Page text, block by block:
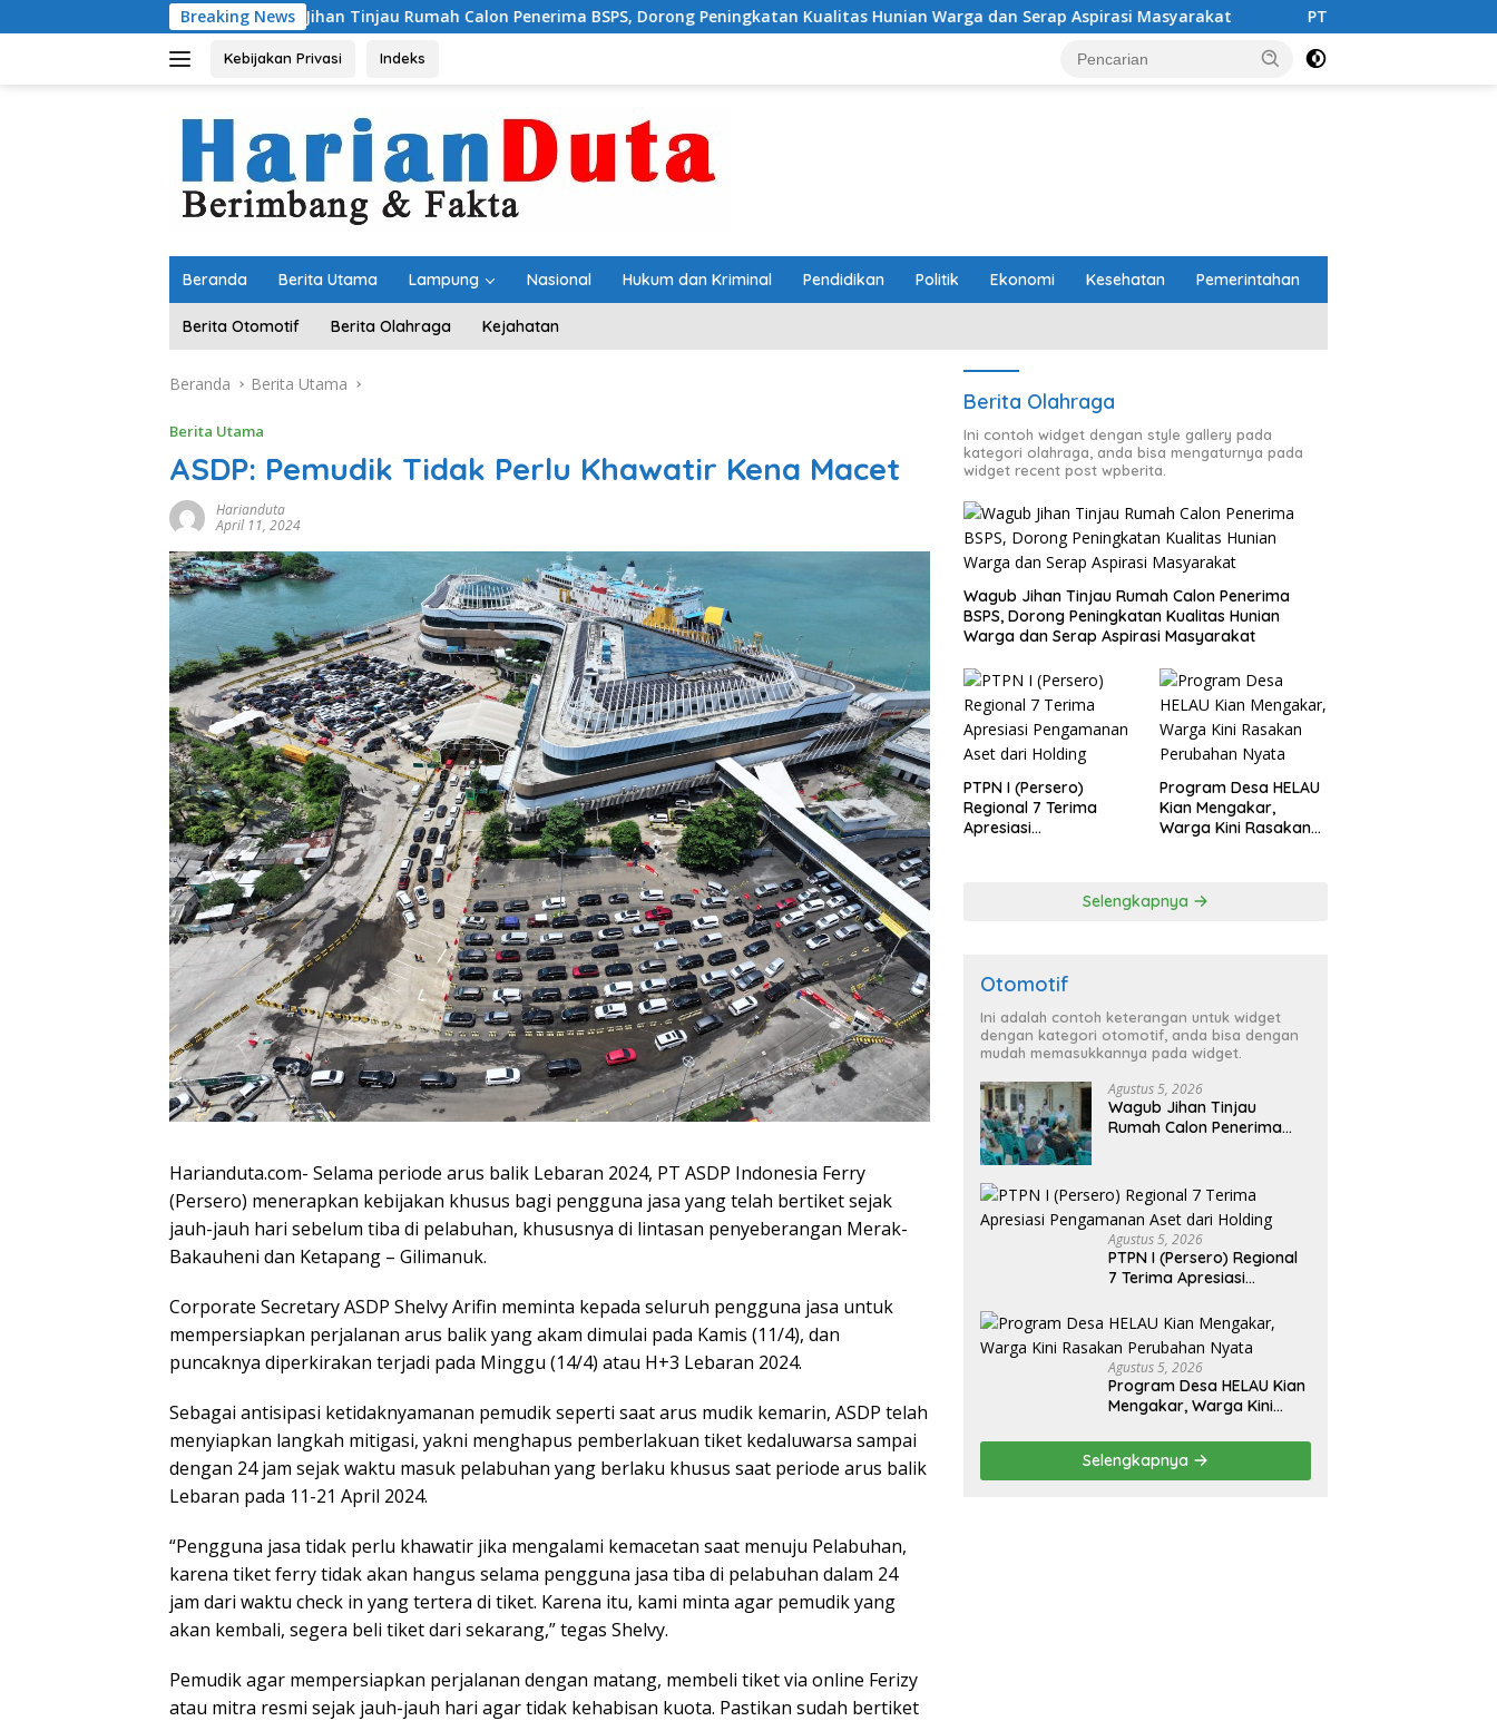
ke
Breaking News
Wagub Jihan Tinjau Rumah Calon Penerima BSPS, Dorong Peningkatan Kualitas Hunian Warga dan Serap Aspirasi Masyarakat PTPN I (Persero) Regional 7 Terima
Kebijakan Privasi Indeks
Beranda Berita Utama Lampung Nasional Hukum dan Kriminal Pendidikan Politik Ekonomi Kesehatan Pemerintahan
Berita Otomotif Berita Olahraga Kejahatan
Beranda Berita Utama
Berita Utama
ASDP: Pemudik Tidak Perlu Khawatir Kena Macet
Harianduta
April 11, 2024
Harianduta.com- Selama periode arus balik Lebaran 2024, PT ASDP Indonesia Ferry
(Persero) menerapkan kebijakan khusus bagi pengguna jasa yang telah bertiket sejak
jauh-jauh hari sebelum tiba di pelabuhan, khususnya di lintasan penyeberangan Merak-
Bakauheni dan Ketapang – Gilimanuk.
Corporate Secretary ASDP Shelvy Arifin meminta kepada seluruh pengguna jasa untuk
mempersiapkan perjalanan arus balik yang akam dimulai pada Kamis (11/4), dan
puncaknya diperkirakan terjadi pada Minggu (14/4) atau H+3 Lebaran 2024.
Sebagai antisipasi ketidaknyamanan pemudik seperti saat arus mudik kemarin, ASDP telah
menyiapkan langkah mitigasi, yakni menghapus pemberlakuan tiket kedaluwarsa sampai
dengan 24 jam sejak waktu masuk pelabuhan yang berlaku khusus saat periode arus balik
Lebaran pada 11-21 April 2024.
“Pengguna jasa tidak perlu khawatir jika mengalami kemacetan saat menuju Pelabuhan,
karena tiket ferry tidak akan hangus selama pengguna jasa tiba di pelabuhan dalam 24
jam dari waktu check in yang tertera di tiket. Karena itu, kami minta agar pemudik yang
akan kembali, segera beli tiket dari sekarang,” tegas Shelvy.
Pemudik agar mempersiapkan perjalanan dengan matang, membeli tiket via online Ferizy
atau mitra resmi sejak jauh-jauh hari agar tidak kehabisan kuota. Pastikan sudah bertiket
Berita Olahraga
Ini contoh widget dengan style gallery pada
kategori olahraga, anda bisa mengaturnya pada
widget recent post wpberita.
Wagub Jihan Tinjau Rumah Calon Penerima
BSPS, Dorong Peningkatan Kualitas Hunian
Warga dan Serap Aspirasi Masyarakat
PTPN I (Persero)
Regional 7 Terima
Apresiasi
Program Desa HELAU
Kian Mengakar,
Warga Kini Rasakan
Selengkapnya
Otomotif
Ini adalah contoh keterangan untuk widget
dengan kategori otomotif, anda bisa dengan
mudah memasukkannya pada widget.
Agustus 5, 2026
Wagub Jihan Tinjau
Rumah Calon Penerima
dan Serap Aspirasi
Masyarakat
Agustus 5, 2026
PTPN I (Persero) Regional
7 Terima Apresiasi
Holding
Agustus 5, 2026
Program Desa HELAU Kian
Mengakar, Warga Kini
Selengkapnya